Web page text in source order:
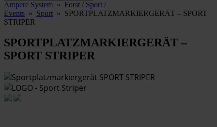
Ampere System » Forst / Sport /
Events » Sport » SPORTPLATZMARKIERGERÄT – SPORT
STRIPER
SPORTPLATZMARKIERGERÄT –
SPORT STRIPER